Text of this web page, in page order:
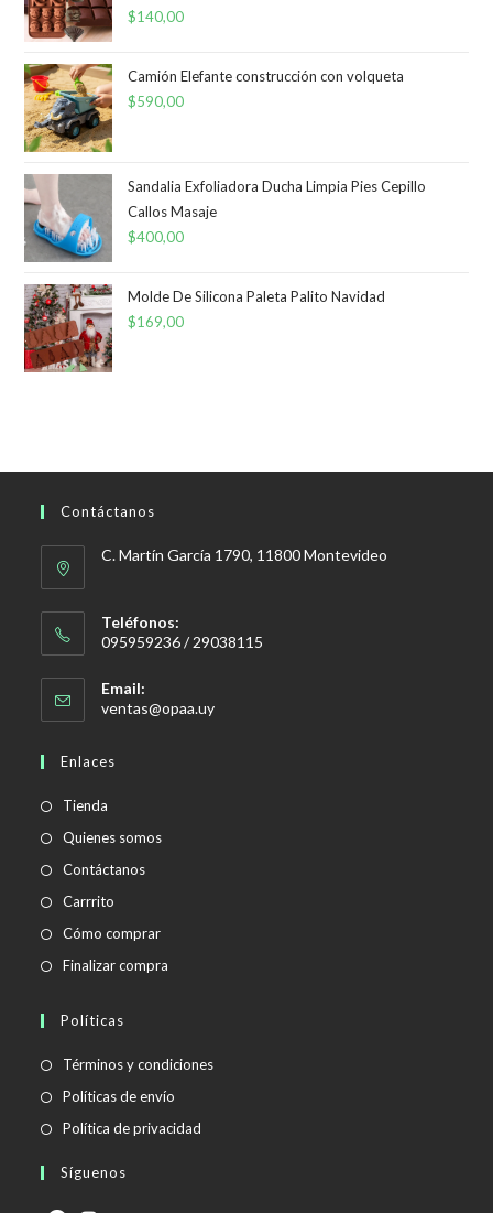
$140,00
Camión Elefante construcción con volqueta
$590,00
Sandalia Exfoliadora Ducha Limpia Pies Cepillo
Callos Masaje
$400,00
Molde De Silicona Paleta Palito Navidad
$169,00
Contáctanos
C. Martín García 1790, 11800 Montevideo
Teléfonos:
095959236 / 29038115
Email:
ventas@opaa.uySe
Enlaces
Tienda
Quienes somos
Contáctanos
Carrrito
Cómo comprar
Finalizar compra
Políticas
Términos y condicionesSe
Políticas de envío
abre
Política de privacidad
Síguenos